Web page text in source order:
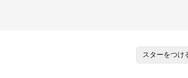
スターをつけ